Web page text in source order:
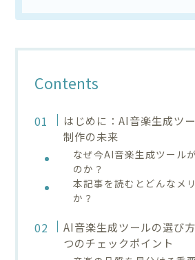
Contents
はじめに：AI音楽生成ツ
制作の未来
なぜ今AI音楽生成ツール
のか？
本記事を読むとどんなメ
か？
AI音楽生成ツールの選び
つのチェックポイント